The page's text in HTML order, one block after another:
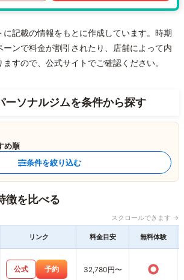
記載の情報をもとに作成しています。時期
ーンで料金が割引されたり、店舗によって内
すので、公式サイトでご確認ください。
ーソナルジムを条件から探す
め順
条件を絞り込む
徴を比べる
スクロールできます →
リンク 料金目安 無料体験
公式 予約 32,780円〜 ○